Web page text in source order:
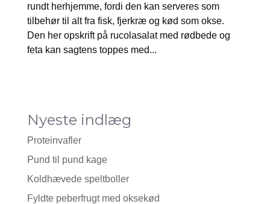
rundt herhjemme, fordi den kan serveres som
tilbehør til alt fra fisk, fjerkræ og kød som okse.
Den her opskrift på rucolasalat med rødbede og
feta kan sagtens toppes med...
Nyeste indlæg
Proteinvafler
Pund til pund kage
Koldhævede speltboller
Fyldte peberfrugt med oksekød